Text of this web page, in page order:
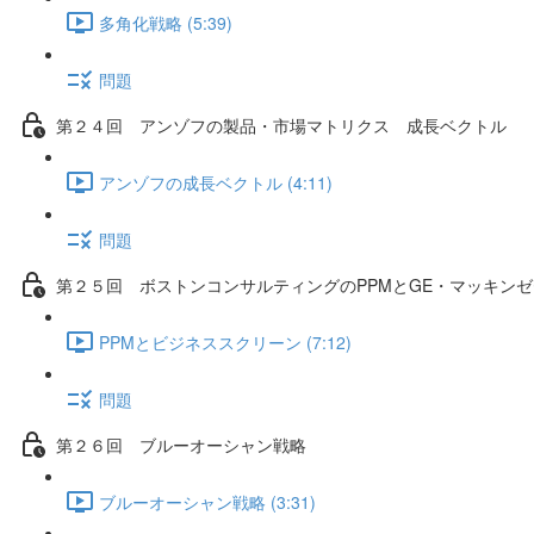
多角化戦略 (5:39)
問題
第２４回 アンゾフの製品・市場マトリクス 成長ベクトル
アンゾフの成長ベクトル (4:11)
問題
第２５回 ボストンコンサルティングのPPMとGE・マッキン
PPMとビジネススクリーン (7:12)
問題
第２６回 ブルーオーシャン戦略
ブルーオーシャン戦略 (3:31)